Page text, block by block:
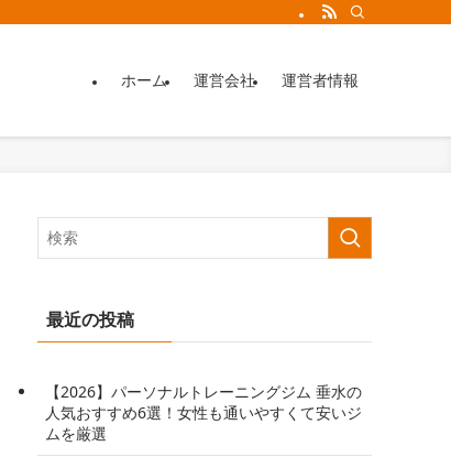
ホーム 運営会社 運営者情報
最近の投稿
【2026】パーソナルトレーニングジム 垂水の
人気おすすめ6選！女性も通いやすくて安いジ
ムを厳選